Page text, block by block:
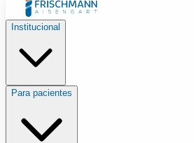
Institucional
Para pacientes